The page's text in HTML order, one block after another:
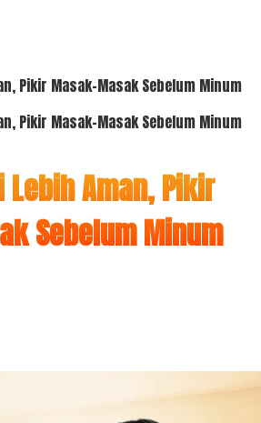
Pikir Masak-Masak Sebelum Minum
Pikir Masak-Masak Sebelum Minum
Aman, Pikir
Sebelum Minum